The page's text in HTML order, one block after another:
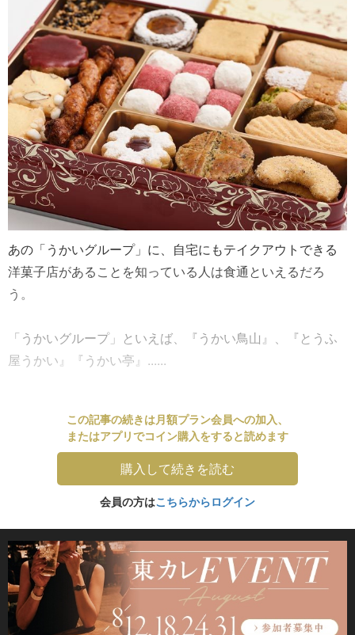
あの「うかいグループ」に、自宅にもテイクアウトできる
洋菓子店があることを知っている人は食通といえるだろ
う。
「うかいグループ」といえば、『うかい鳥山』、『とうふ
屋うかい』『うかい亭』......
この記事の続きは月額プラン会員への加入、
またはアプリでコイン購入をすると読めます
購入して続きを読む
会員の方はこちらからログイン